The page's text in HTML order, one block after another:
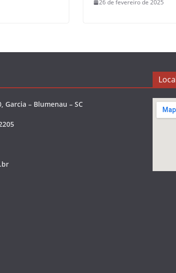
26 de fevereiro de 2025
Garcia – Blumenau – SC